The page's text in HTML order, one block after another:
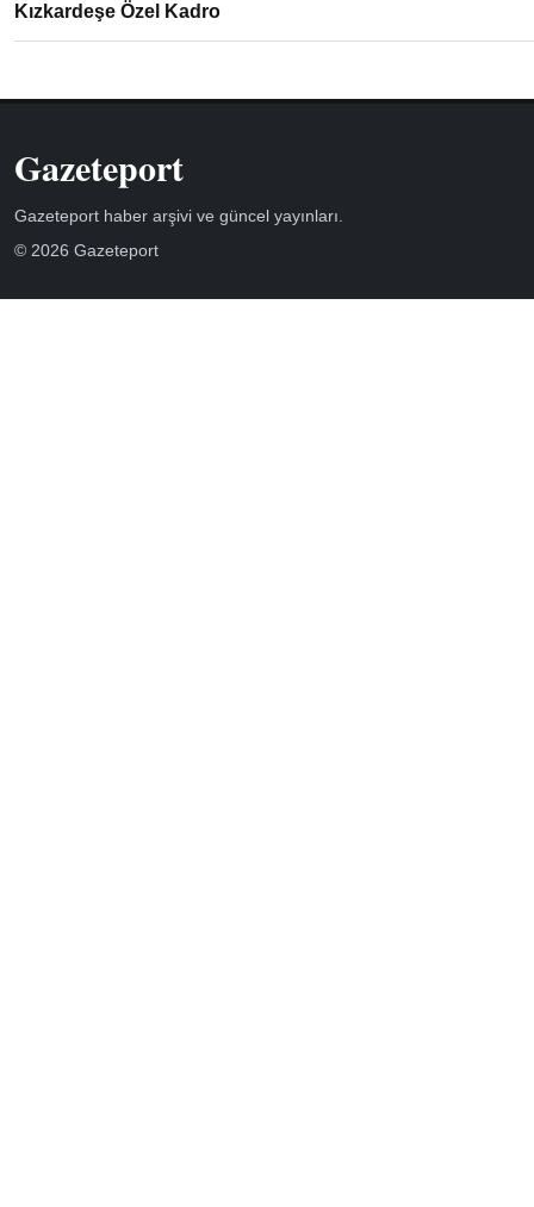
Kızkardeşe Özel Kadro
Gazeteport
Gazeteport haber arşivi ve güncel yayınları.
© 2026 Gazeteport